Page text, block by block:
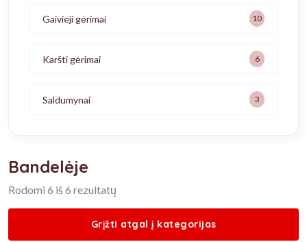
Bandelėje
Rodomi 6 iš 6 rezultatų
Grįžti atgal į kategorijas
Gaivieji gėrimai 10
Karšti gėrimai 6
Saldumynai 3